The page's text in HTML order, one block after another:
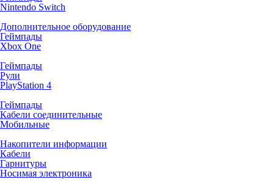
Nintendo Switch
Дополнительное оборудование
Геймпады
Xbox One
Геймпады
Рули
PlayStation 4
Геймпады
Кабели соединительные
Мобильные
Накопители информации
Кабели
Гарнитуры
Носимая электроника